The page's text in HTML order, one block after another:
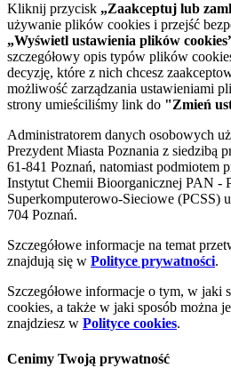
Kliknij przycisk „Zaakceptuj lub
używanie plików cookies i przejść
„Wyświetl ustawienia plików
szczegółowy opis typów plików
decyzję, które z nich chcesz
możliwość zarządzania ustawieniami
strony umieściliśmy link do "Zmień
Administratorem danych osobowych
Prezydent Miasta Poznania z siedzibą
61-841 Poznań, natomiast podmiotem
Instytut Chemii Bioorganicznej PAN -
Superkomputerowo-Sieciowe (PCSS)
704 Poznań.
Szczegółowe informacje na temat
znajdują się w Polityce prywatności.
Szczegółowe informacje o tym, w jaki
cookies, a także w jaki sposób można
znajdziesz w Polityce cookies.
Cenimy Twoją prywatność